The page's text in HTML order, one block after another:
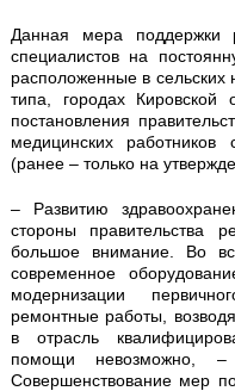
Данная мера поддержки
специалистов на
расположенные в сельских
типа, городах Кировской
постановления
медицинских
(ранее – только на
– Развитию
стороны правительства
большое внимание. Во
современное
модернизации
ремонтные работы,
в отрасль
помощи невозможно,
Совершенствование мер